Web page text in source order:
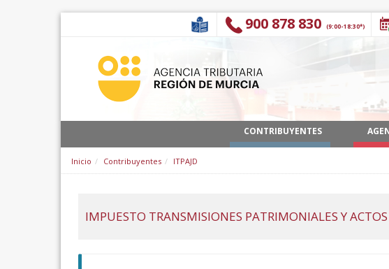
900 878 830 (9:00-18:30*)
CONTRIBUYENTES
Inicio Contribuyentes ITPAJD
IMPUESTO TRANSMISIONES PATRIMONIALES Y